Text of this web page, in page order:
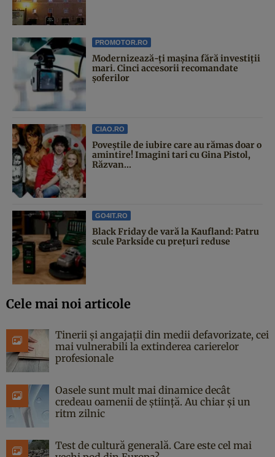
PROMOTOR.RO
Modernizează-ți mașina fără investiții
mari. Cinci accesorii recomandate
șoferilor
CIAO.RO
Poveştile de iubire care au rămas doar o
amintire! Imagini tari cu Gina Pistol,
Răzvan...
GO4IT.RO
Black Friday de vară la Kaufland: Patru
scule Parkside cu prețuri reduse
Cele mai noi articole
Tinerii și angajații din medii defavorizate, cei
mai vulnerabili la extinderea carierelor
profesionale
Oasele sunt mult mai dinamice decât
credeau oamenii de știință. Au chiar și un
ritm zilnic
Test de cultură generală. Care este cel mai